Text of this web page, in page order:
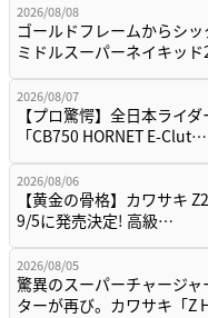
2026/08/08
ゴールドフレームからシ
ミドルスーパーネイキッ
2026/08/07
【プロ驚愕】全日本ライ
「CB750 HORNET E-Clut…
2026/08/06
【黄金の骨格】カワサキ
9/5に発売決定! 高級…
2026/08/05
驚異のスーパーチャージ
ターが再び。カワサキ「Z